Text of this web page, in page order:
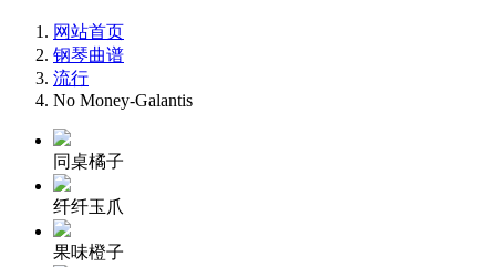
网站首页
钢琴曲谱
流行
No Money-Galantis
同桌橘子
纤纤玉爪
果味橙子